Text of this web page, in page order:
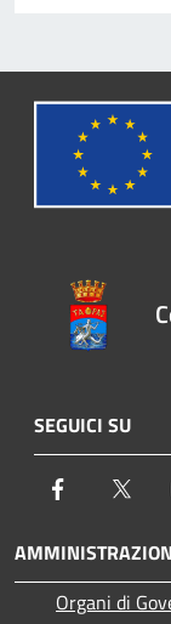
SEGUICI SU
Facebook
Organi di